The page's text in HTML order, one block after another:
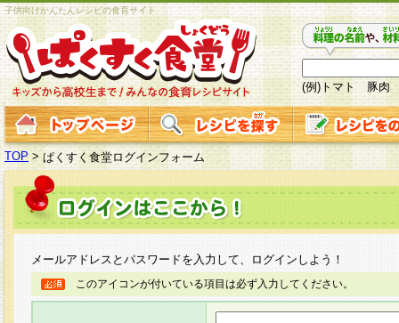
子供向けかんたんレシピの食育サイト
(例)トマト 豚肉
TOP > ぱくすく食堂ログインフォーム
メールアドレスとパスワードを入力して、ログインしよう！
このアイコンが付いている項目は必ず入力してください。